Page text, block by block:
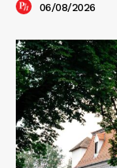
06/08/2026